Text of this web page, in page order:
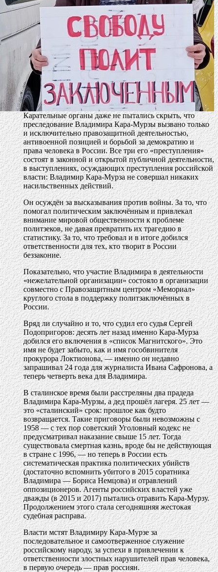
Карательные органы даже не пытались скрыть, что
преследование Владимира Кара-Мурзы вызвано только
и исключительно правозащитной деятельностью,
антивоенной позицией и борьбой за демократию и
права человека в России. Все три его «преступления»
состоят в законной и открытой публичной деятельности,
в выступлениях, осуждающих преступления российской
власти: Владимир Кара-Мурза не совершал никаких
насильственных действий.
Он осуждён за высказывания против войны. За то, что
помогал политическим заключённым и привлекал
внимание мировой общественности к проблеме
политзеков, не давая превратить их трагедию в
статистику. За то, что требовал и в итоге добился
ответственности для тех, кто творит в России
беззаконие.
Показательно, что участие Владимира в деятельности
«нежелательной организации» состояло в организации
совместно с Правозащитным центром «Мемориал»
круглого стола в поддержку политзаключённых в
России.
Вряд ли случайно и то, что судил его судья Сергей
Подопригоров: десять лет назад именно Кара-Мурза
добился его включения в «список Магнитского». Это
имя не будет забыто, как и имя гособвинителя
прокурора Локтионова, — именно он недавно
запрашивал 24 года для журналиста Ивана Сафронова, а
теперь четверть века для Владимира.
В сталинское время были расстреляны два прадеда
Владимира Кара-Мурзы, а дед прошёл лагеря. 25 лет —
это «сталинский» срок: прошлое как будто
возвращается. Такие приговоры были невозможны с
1958 — с тех пор советский Уголовный кодекс не
предусматривал наказание свыше 15 лет. Тогда
существовала смертная казнь, вроде бы не действующая
в стране с 1996, — но теперь в России есть
систематическая практика политических убийств
(достаточно вспомнить убитого в 2015 соратника
Владимира — Бориса Немцова) и отравлений
оппозиционеров. Агенты российских властей уже
дважды (в 2015 и 2017) пытались отравить Кара-Мурзу.
Продолжением этого стала сегодняшняя жестокая
судебная расправа.
Власти мстят Владимиру Кара-Мурзе за
последовательное и самоотверженное служение
российскому народу, за успехи в привлечении к
ответственности злостных нарушителей прав человека,
в первую очередь — прав россиян.